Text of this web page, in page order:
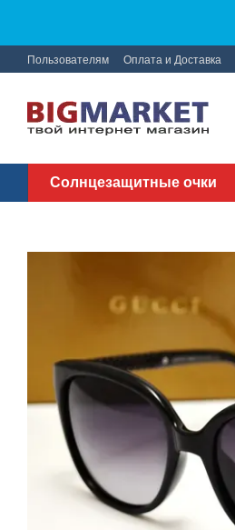
Пользователям Оплата и Доставка
Солнцезащитные очки